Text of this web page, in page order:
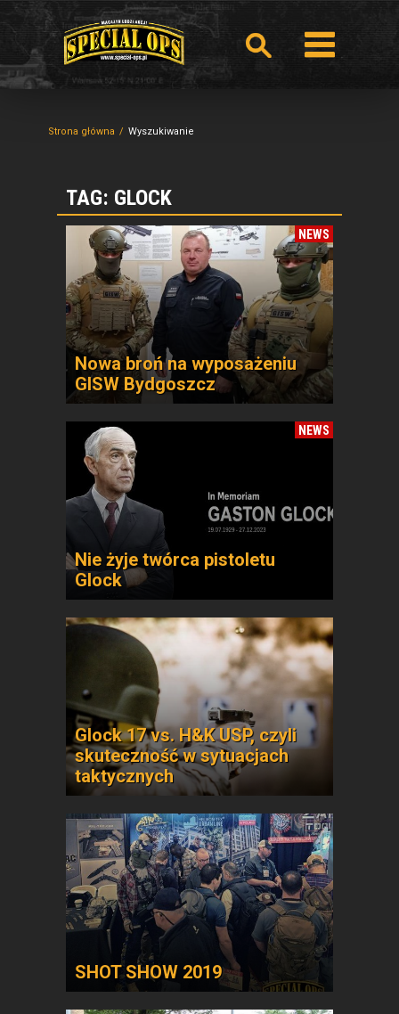
Strona główna Wyszukiwanie
TAG: GLOCK
NEWS
Nowa broń na wyposażeniu
GISW Bydgoszcz
NEWS
Nie żyje twórca pistoletu
Glock
Glock 17 vs. H&K USP, czyli
skuteczność w sytuacjach
taktycznych
SHOT SHOW 2019